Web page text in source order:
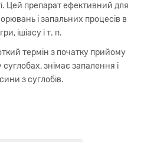
Цей препарат ефективний для
і запальних процесів в
ішіасу і т. п.
термін з початку прийому
суглобах, знімає запалення і
з суглобів.